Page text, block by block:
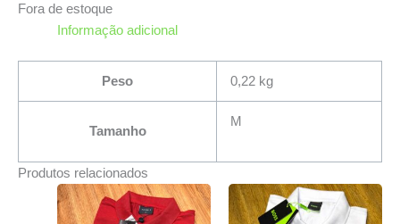
Fora de estoque
Informação adicional
Peso 0,22 kg
Tamanho
M
Produtos relacionados